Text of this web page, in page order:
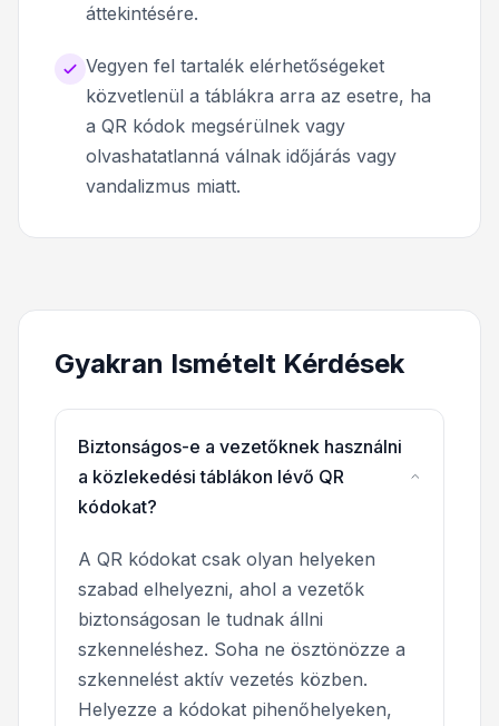
áttekintésére.
Vegyen fel tartalék elérhetőségeket
közvetlenül a táblákra arra az esetre, ha
a QR kódok megsérülnek vagy
olvashatatlanná válnak időjárás vagy
vandalizmus miatt.
Gyakran Ismételt Kérdések
Biztonságos-e a vezetőknek használni
a közlekedési táblákon lévő QR
kódokat?
A QR kódokat csak olyan helyeken
szabad elhelyezni, ahol a vezetők
biztonságosan le tudnak állni
szkenneléshez. Soha ne ösztönözze a
szkennelést aktív vezetés közben.
Helyezze a kódokat pihenőhelyeken,